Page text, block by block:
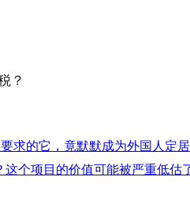
求的它，竟默默成为外国人定
这个项目的价值可能被严重低估